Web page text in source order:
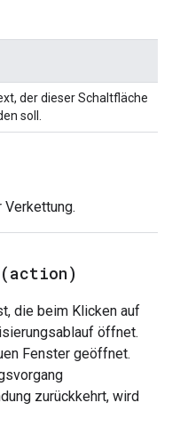
der dieser Schaltfläche
soll.
action)
die beim Klicken auf
öffnet.
Fenster geöffnet.
zurückkehrt, wird